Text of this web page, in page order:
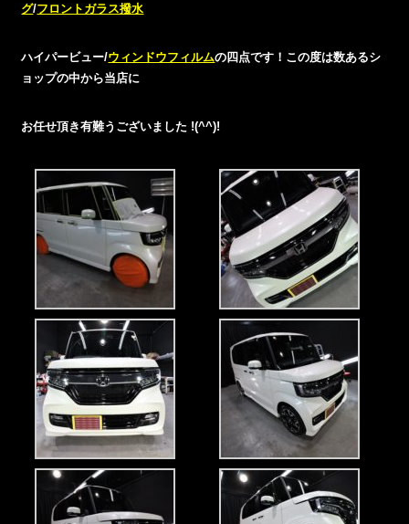
グ/フロントガラス撥水
ハイパービュー/ウィンドウフィルムの四点です！この度は数あるシ
ョップの中から当店に
お任せ頂き有難うございました !(^^)!